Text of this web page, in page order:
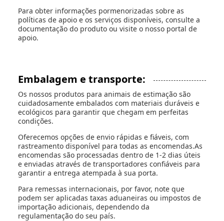
Para obter informações pormenorizadas sobre as
políticas de apoio e os serviços disponíveis, consulte a
documentação do produto ou visite o nosso portal de
apoio.
Embalagem e transporte:
Os nossos produtos para animais de estimação são
cuidadosamente embalados com materiais duráveis e
ecológicos para garantir que chegam em perfeitas
condições.
Oferecemos opções de envio rápidas e fiáveis, com
rastreamento disponível para todas as encomendas.As
encomendas são processadas dentro de 1-2 dias úteis
e enviadas através de transportadores confiáveis para
garantir a entrega atempada à sua porta.
Para remessas internacionais, por favor, note que
podem ser aplicadas taxas aduaneiras ou impostos de
importação adicionais, dependendo da
regulamentação do seu país.